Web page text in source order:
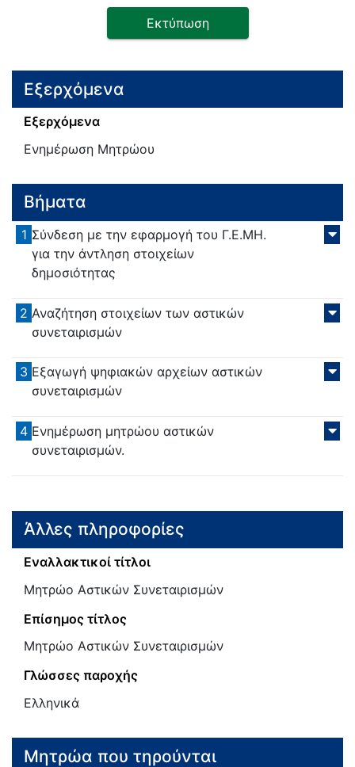
Εκτύπωση
Εξερχόμενα
Εξερχόμενα
Ενημέρωση Μητρώου
Βήματα
1 Σύνδεση με την εφαρμογή του Γ.Ε.ΜΗ.
για την άντληση στοιχείων
δημοσιότητας
2 Αναζήτηση στοιχείων των αστικών
συνεταιρισμών
3 Εξαγωγή ψηφιακών αρχείων αστικών
συνεταιρισμών
4 Ενημέρωση μητρώου αστικών
συνεταιρισμών.
Άλλες πληροφορίες
Εναλλακτικοί τίτλοι
Μητρώο Αστικών Συνεταιρισμών
Επίσημος τίτλος
Μητρώο Αστικών Συνεταιρισμών
Γλώσσες παροχής
Ελληνικά
Μητρώα που τηρούνται